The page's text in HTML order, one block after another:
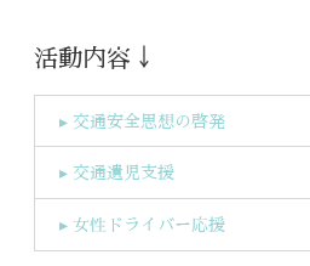
活動内容 ￬
▸ 交通安全思想の啓発
▸ 交通遺児支援​
▸ 女性ドライバー応援​